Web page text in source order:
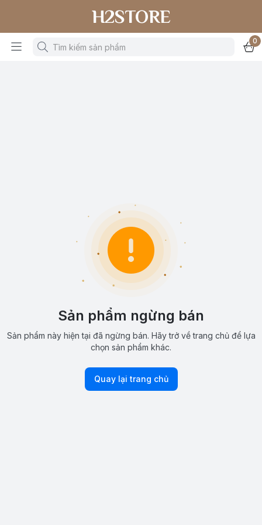
H2STORE
0
Sản phẩm ngừng bán
Sản phẩm này hiện tại đã ngừng bán. Hãy trở về trang chủ để lựa
chọn sản phẩm khác.
Quay lại trang chủ